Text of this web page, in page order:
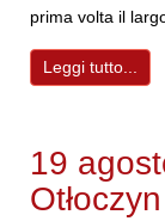
prima volta il
Leggi tutto...
19
Otłoczyn